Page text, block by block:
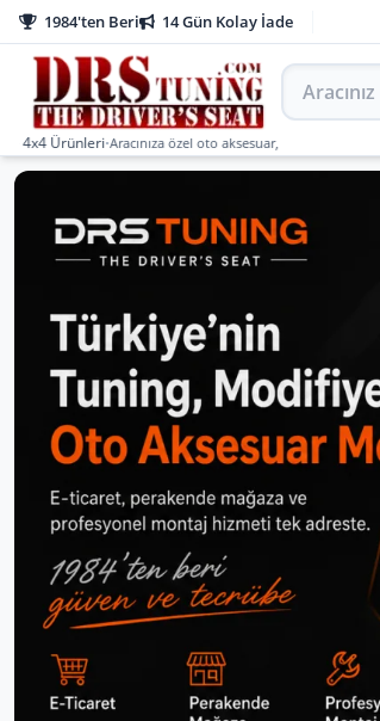
1984'ten Beri 14 Gün Kolay İade
Aracınız
•Aracınıza özel oto aksesuar, body kit, tuning, SUV,